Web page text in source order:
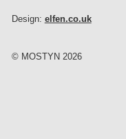
Design: elfen.co.uk
© MOSTYN 2026